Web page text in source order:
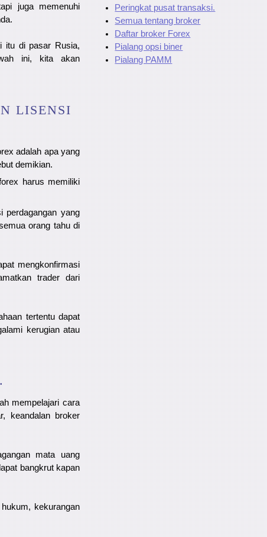
juga memenuhi
itu di pasar Rusia,
ini, kita akan
LISENSI
adalah apa yang
demikian.
harus memiliki
perdagangan yang
orang tahu di
mengkonfirmasi
trader dari
tertentu dapat
kerugian atau
mempelajari cara
keandalan broker
mata uang
bangkrut kapan
kekurangan
Peringkat pusat transaksi.
Semua tentang broker
Daftar broker Forex
Pialang opsi biner
Pialang PAMM